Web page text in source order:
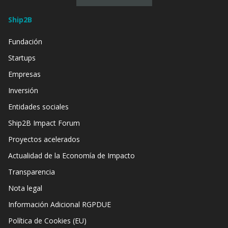
Ship2B
Fundación
Startups
Empresas
Inversión
Entidades sociales
Ship2B Impact Forum
Proyectos acelerados
Actualidad de la Economía de Impacto
Transparencia
Nota legal
Información Adicional RGPDUE
Política de Cookies (EU)